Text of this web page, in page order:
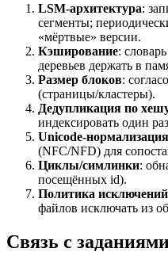
LSM-архитектура:
сегменты;
«мёртвые» версии.
Кэширование:
деревьев держать в
Размер блоков:
(страницы/кластеры).
Дедупликация по
индексировать один
Unicode-нормализация
(NFC/NFD) для
Циклы/симлинки:
посещённых id).
Политика исключений
файлов исключать из
Связь с